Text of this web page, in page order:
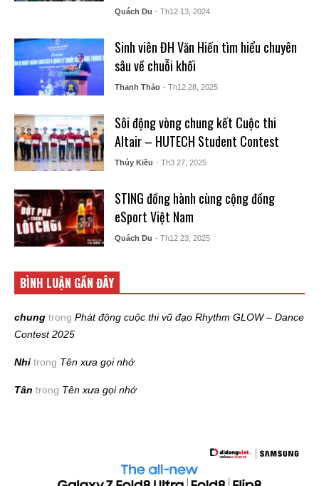
Quách Du - Th12 13, 2024
Sinh viên ĐH Văn Hiến tìm hiểu chuyên
sâu về chuỗi khối
Thanh Thảo - Th12 28, 2025
Sôi động vòng chung kết Cuộc thi
Altair – HUTECH Student Contest
Thúy Kiều - Th3 27, 2025
STING đồng hành cùng cộng đồng
eSport Việt Nam
Quách Du - Th12 23, 2025
BÌNH LUẬN GẦN ĐÂY
chung trong Phát động cuộc thi vũ đạo Rhythm GLOW – Dance
Contest 2025
Nhi trong Tên xưa gọi nhớ
Tân trong Tên xưa gọi nhớ